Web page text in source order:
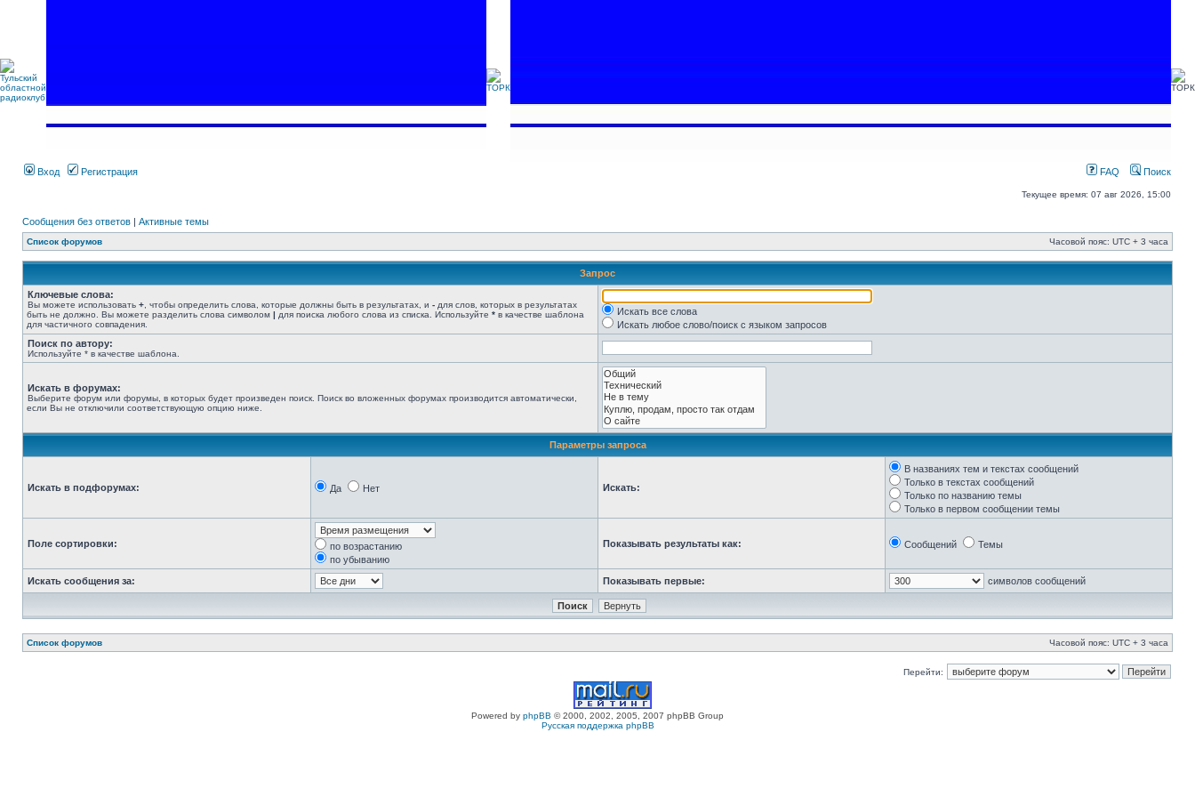
Вход Регистрация FAQ Поиск
Текущее время: 07 авг 2026, 15:00
Сообщения без ответов | Активные темы
Список форумов Часовой пояс: UTC + 3 часа
Запрос
Ключевые слова:
Вы можете использовать + , чтобы определить слова, которые должны быть в результатах, и - для слов, которых в результатах
быть не должно. Вы можете разделить слова символом | для поиска любого слова из списка. Используйте * в качестве шаблона
для частичного совпадения.
Искать все слова
Искать любое слово/поиск с языком запросов
Поиск по автору:
Используйте * в качестве шаблона.
Искать в форумах:
Выберите форум или форумы, в которых будет произведен поиск. Поиск во вложенных форумах производится автоматически,
если Вы не отключили соответствующую опцию ниже.
Параметры запроса
Искать в подфорумах: Да Нет Искать:
В названиях тем и текстах сообщений
Только в текстах сообщений
Только по названию темы
Только в первом сообщении темы
Поле сортировки:
по возрастанию
по убыванию
Показывать результаты как: Сообщений Темы
Искать сообщения за: Показывать первые: символов сообщений
Список форумов Часовой пояс: UTC + 3 часа
Перейти:
Powered by phpBB © 2000, 2002, 2005, 2007 phpBB Group
Русская поддержка phpBB